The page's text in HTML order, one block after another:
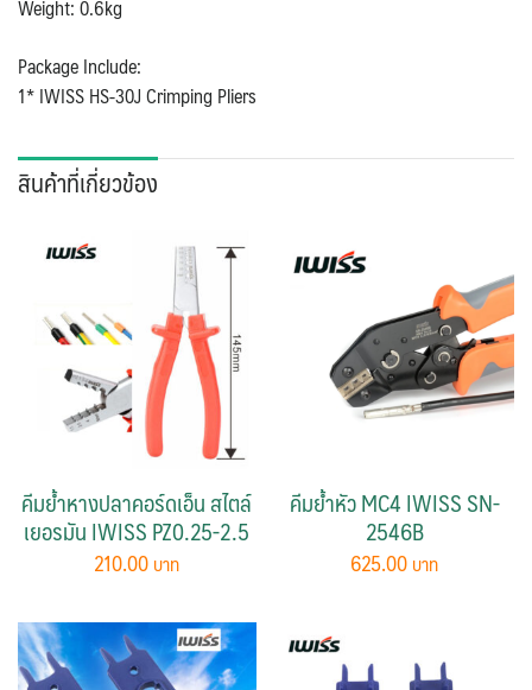
Weight: 0.6kg
Package Include:
1* IWISS HS-30J Crimping Pliers
สินค้าที่เกี่ยวข้อง
คีมย้ำหางปลาคอร์ดเอ็น สไตล์
เยอรมัน IWISS PZ0.25-2.5
210.00
คีมย้ำหัว MC4 IWISS SN-
2546B
625.00